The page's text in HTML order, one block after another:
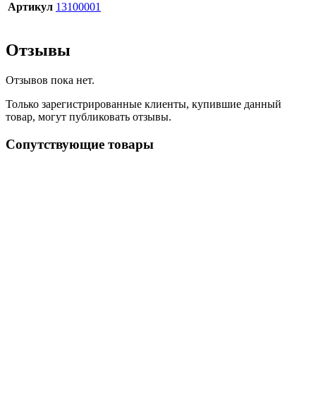
Артикул 13100001
Отзывы
Отзывов пока нет.
Только зарегистрированные клиенты, купившие данный
товар, могут публиковать отзывы.
Сопутствующие товары